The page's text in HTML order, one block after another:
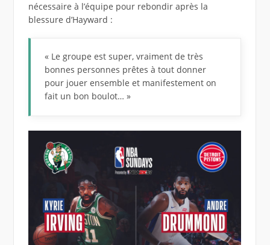
nécessaire à l’équipe pour rebondir après la
blessure d’Hayward :
« Le groupe est super, vraiment de très
bonnes personnes prêtes à tout donner
pour jouer ensemble et manifestement on
fait un bon boulot… »